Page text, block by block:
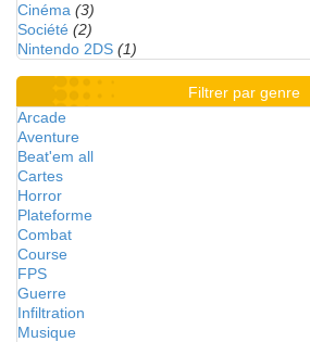
Cinéma (3)
Société (2)
Nintendo 2DS (1)
Filtrer par genre
Arcade
Aventure
Beat'em all
Cartes
Horror
Plateforme
Combat
Course
FPS
Guerre
Infiltration
Musique